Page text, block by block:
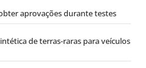
aprovações durante testes
de terras-raras para veículos